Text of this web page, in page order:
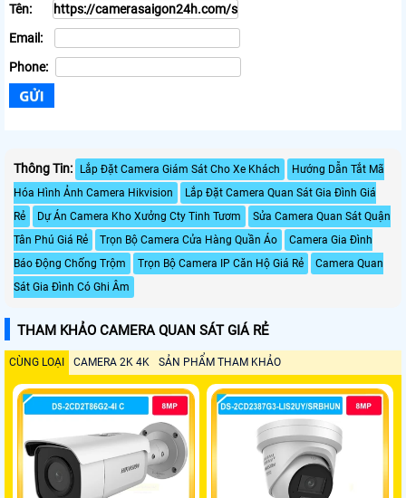
Tên:
Email:
Phone:
Thông Tin: Lắp Đặt Camera Giám Sát Cho Xe Khách
Hướng Dẫn Tắt Mã
Hóa Hình Ảnh Camera Hikvision
Lắp Đặt Camera Quan Sát Gia Đình Giá
Rẻ
Dự Án Camera Kho Xưởng Cty Tinh Tươm
Sửa Camera Quan Sát Quận
Tân Phú Giá Rẻ
Trọn Bộ Camera Cửa Hàng Quần Áo
Camera Gia Đình
Báo Động Chống Trộm
Trọn Bộ Camera IP Căn Hộ Giá Rẻ
Camera Quan
Sát Gia Đình Có Ghi Âm
THAM KHẢO CAMERA QUAN SÁT GIÁ RẺ
CÙNG LOẠI CAMERA 2K 4K SẢN PHẨM THAM KHẢO